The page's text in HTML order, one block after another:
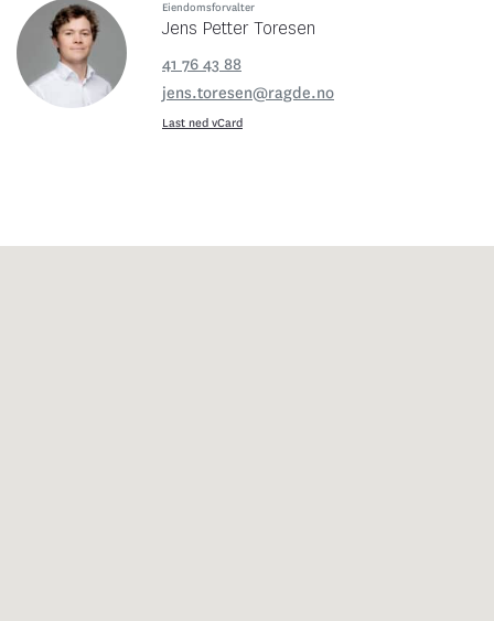
Eiendomsforvalter
Jens Petter Toresen
41 76 43 88
jens.toresen@ragde.no
Last ned vCard